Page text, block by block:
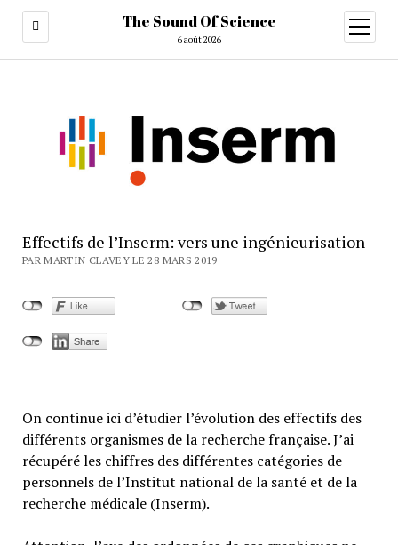
The Sound Of Science
6 août 2026
ouvrir
menu
Effectifs de l’Inserm: vers une ingénieurisation
PAR MARTIN CLAVEY LE 28 MARS 2019
On continue ici d’étudier l’évolution des effectifs des
différents organismes de la recherche française. J’ai
récupéré les chiffres des différentes catégories de
personnels de l’Institut national de la santé et de la
recherche médicale (Inserm).